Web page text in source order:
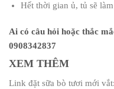
Hết thời gian ủ, tủ sẽ
Ai có câu hỏi hoặc thắc
0908342837
XEM THÊM
Link đặt sữa bò tươi mới vắt: